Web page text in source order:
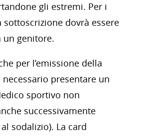
gli estremi. Per i
dovrà essere
un genitore.
per l’emissione della
necessario presentare un
sportivo non
successivamente
sodalizio). La card